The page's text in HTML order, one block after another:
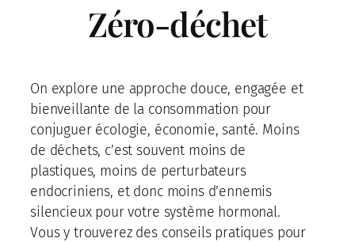
Zéro-déchet
On explore une approche douce, engagée et
bienveillante de la consommation pour
conjuguer écologie, économie, santé. Moins
de déchets, c’est souvent moins de
plastiques, moins de perturbateurs
endocriniens, et donc moins d’ennemis
silencieux pour votre système hormonal.
Vous y trouverez des conseils pratiques pour